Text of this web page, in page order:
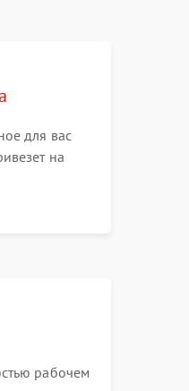
для вас
на
рабочем